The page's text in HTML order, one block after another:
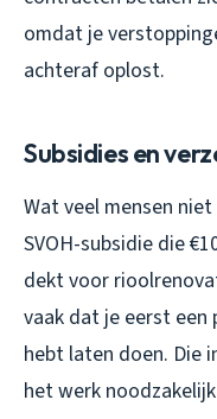
omdat je
achteraf oplost.
Subsidies en
Wat veel mensen
SVOH-subsidie die
dekt voor
vaak dat je eerst
hebt laten doen. Die
het werk